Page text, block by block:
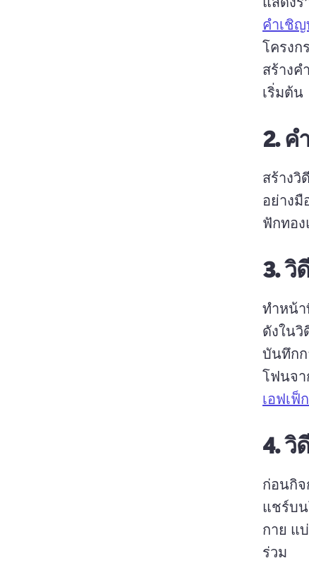
คําเชิ
โครงก
สร้างคํ
เริ่มต้น
2.คํ
สร้าง
อย่างมื
ฟักทอ
3.วิ
ทําหน้
บันทึกก
โฟนจ
เอฟเฟ็
4.วิ
ก่อนกิจ
แชร์บน
กาย แ
ร่วม